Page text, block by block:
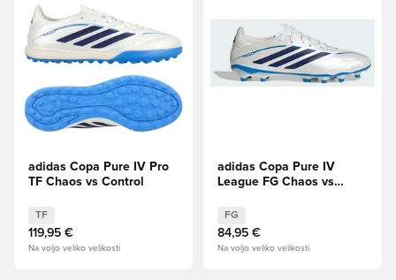
adidas Copa Pure IV Pro
TF Chaos vs Control
TF
119,95 €
Na voljo veliko velikosti
adidas Copa Pure IV
League FG Chaos vs
FG
84,95 €
Na voljo veliko velikosti